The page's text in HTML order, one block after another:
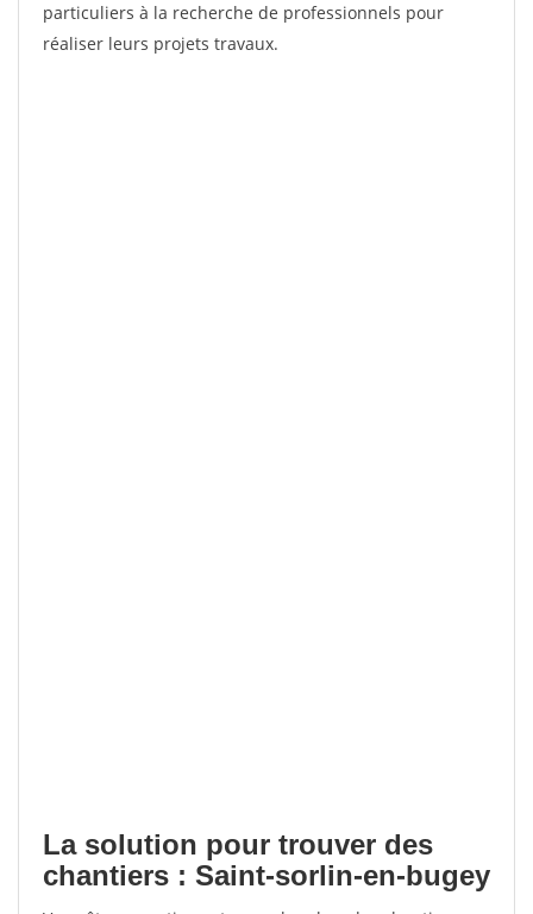
particuliers à la recherche de professionnels pour
réaliser leurs projets travaux.
La solution pour trouver des
chantiers : Saint-sorlin-en-bugey